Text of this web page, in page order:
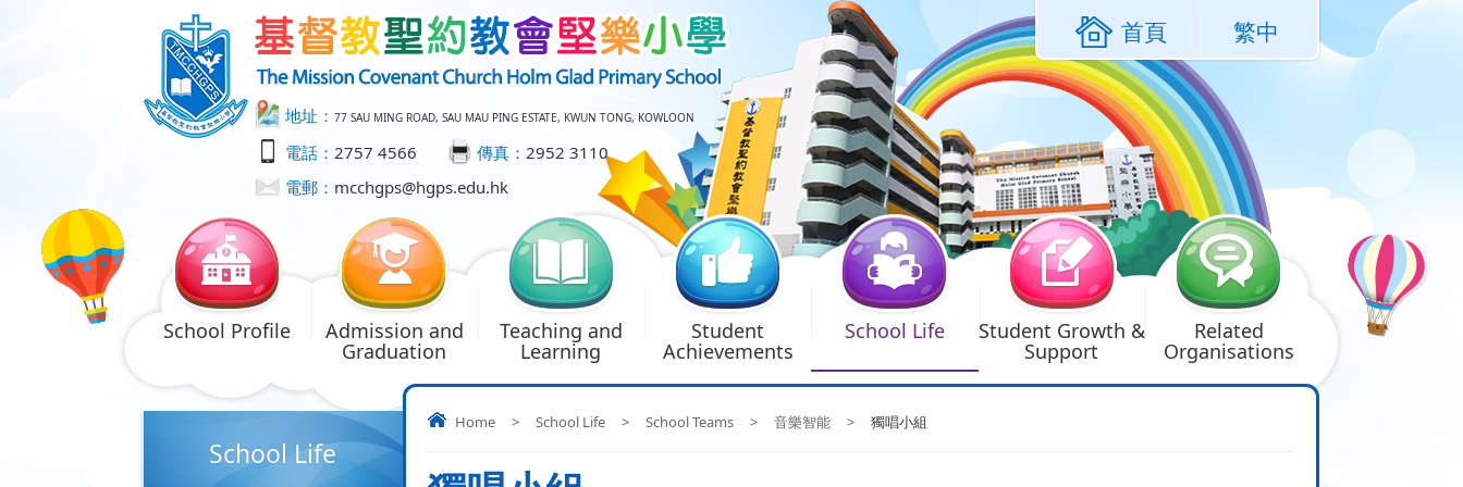
地址： 77 SAU MING ROAD, SAU MAU PING ESTATE, KWUN TONG, KOWLOON
電話： 2757 4566 傳真： 2952 3110
電郵： mcchgps@hgps.edu.hk
首頁 繁中
School Profile Admission and
Graduation
Teaching and
Learning
Student
Achievements
School Life Student Growth &
Support
Related
Organisations
Home > School Life > School Teams > 音樂智能 > 獨唱小組
School Life